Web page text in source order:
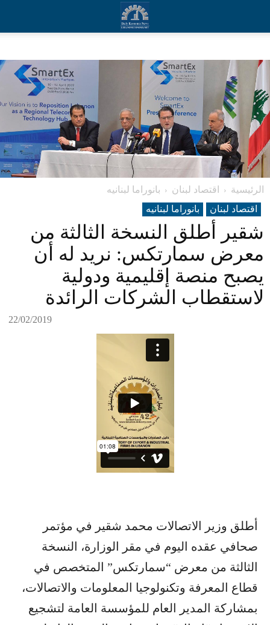
الرئيسية اقتصاد لبنان
بانوراما لبنانیه
اقتصاد لبنان
بانوراما لبنانیه
شقير أطلق النسخة الثالثة من
معرض سمارتكس: نريد له أن
يصبح منصة إقليمية ودولية
لاستقطاب الشركات الرائدة
22/02/2019
أطلق وزير الاتصالات محمد شقير في مؤتمر
صحافي عقده اليوم في مقر الوزارة، النسخة
الثالثة من معرض “سمارتكس” المتخصص في
قطاع المعرفة وتكنولوجيا المعلومات والاتصالات،
بمشاركة المدير العام للمؤسسة العامة لتشجيع